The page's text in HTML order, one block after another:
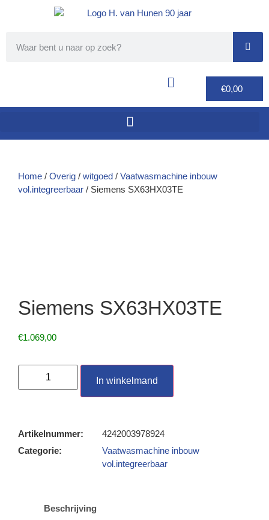
€0,00
Home / Overig / witgoed / Vaatwasmachine inbouw
vol.integreerbaar / Siemens SX63HX03TE
Siemens SX63HX03TE
€1.069,00
In winkelmand
Artikelnummer:
4242003978924
Categorie:
Vaatwasmachine inbouw
vol.integreerbaar
Beschrijving